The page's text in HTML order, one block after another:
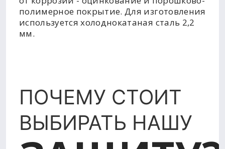
полимерное покрытие. Для изготовления
используется холоднокатаная сталь 2,2
мм.
ПОЧЕМУ СТОИТ
ВЫБИРАТЬ НАШУ